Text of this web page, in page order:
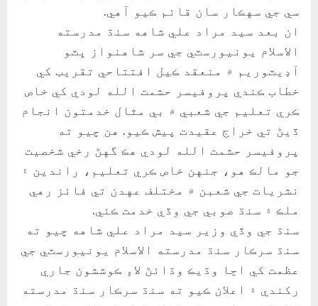
سي جي سهڪار سان قائم ڪيو آهي.
ان بعد سيد مراد علي شاهه سنڌ مدرسته
الاسلام يونيورسٽي جي سر شاهنواز ڀٽو
آڊيٽوريم ۾ منعقد ڪيل افتتاحي تقريب کي
خطاب ڪندي پروفيسر حشمت الله لودي کي خاص
ڪري تعليم جي شعبي ۾ بي مثال خدمتون انجام
ڏيڻ تي خراج عقيدت پيش ڪيو. هن چيو ته
پروفيسر حشمت الله لودي هڪ گهڻ رخي شخصيت
جو مالڪ هو، جنهن خاص ڪري تعليم، راندين ۽
نشريات جي شعبن ۾ مختلف عهدن تي فائز رهي
ملڪ ۽ سنڌ صوبي جي وڏي خدمت ڪئي.
سنڌ جي وڏي وزير سيد مراد علي شاهه چيو ته
سنڌ سرڪار سنڌ مدرسته الاسلام يونيورسٽي جي
عظمت کي اڃا وڌيڪ وڌائڻ لاءِ ڪوششون جاري
رکندي ۽ اعلان ڪيو ته سنڌ سرڪار سنڌ مدرسته